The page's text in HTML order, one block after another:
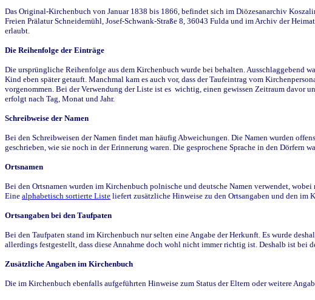
Das Original-Kirchenbuch von Januar 1838 bis 1866, befindet sich im Diözesanarchiv
Freien Prälatur Schneidemühl, Josef-Schwank-Straße 8, 36043 Fulda und im Archiv der
erlaubt.
Die Reihenfolge der Einträge
Die ursprüngliche Reihenfolge aus dem Kirchenbuch wurde bei behalten. Ausschlaggebend
Kind eben später getauft. Manchmal kam es auch vor, dass der Taufeintrag vom
vorgenommen. Bei der Verwendung der Liste ist es wichtig, einen gewissen Zeitraum davor
erfolgt nach Tag, Monat und Jahr.
Schreibweise der Namen
Bei den Schreibweisen der Namen findet man häufig Abweichungen. Die Namen wurden
geschrieben, wie sie noch in der Erinnerung waren. Die gesprochene Sprache in den
Ortsnamen
Bei den Ortsnamen wurden im Kirchenbuch polnische und deutsche Namen verwendet,
Eine alphabetisch sortierte Liste liefert zusätzliche Hinweise zu den Ortsangaben und den im
Ortsangaben bei den Taufpaten
Bei den Taufpaten stand im Kirchenbuch nur selten eine Angabe der Herkunft. Es wurde
allerdings festgestellt, dass diese Annahme doch wohl nicht immer richtig ist. Deshalb ist bei
Zusätzliche Angaben im Kirchenbuch
Die im Kirchenbuch ebenfalls aufgeführten Hinweise zum Status der Eltern oder weitere